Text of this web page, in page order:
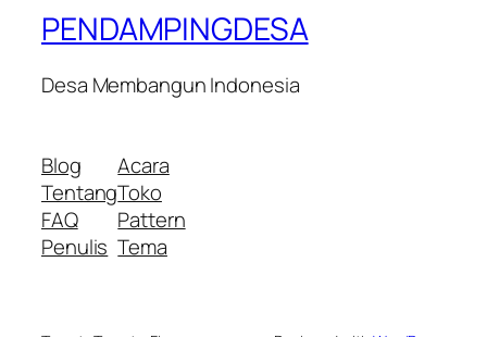
PENDAMPINGDESA
Desa Membangun Indonesia
Blog
Tentang
FAQ
Penulis
Acara
Toko
Pattern
Tema